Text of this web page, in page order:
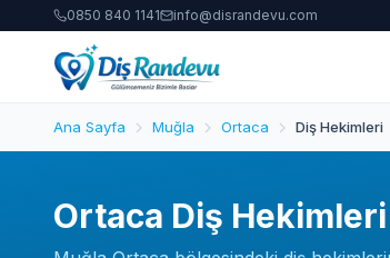
0850 840 1141 info@disrandevu.com
Ana Sayfa Muğla Ortaca Diş Hekimleri
Ortaca Diş Hekimleri